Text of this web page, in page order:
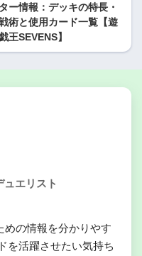
ター情報：デッキの特長・
術と使用カード一覧【遊
戯王SEVENS】
エリスト
めの情報を分かりやす
を活躍させたい気持ち